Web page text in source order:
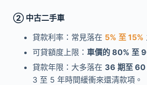
② 中古二手車
貸款利率：常見落在 5% 至 15%
可貸額度上限： 車價的 80% 至
貸款年限：大多落在 36 期至 60
3 至 5 年時間緩衝來還清款項。